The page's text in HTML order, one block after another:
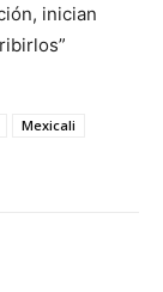
inician
Mexicali